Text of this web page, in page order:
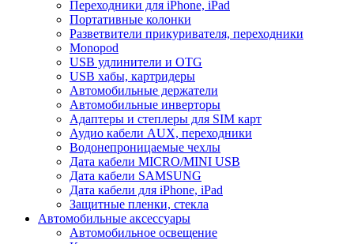
Переходники для iPhone, iPad
Портативные колонки
Разветвители прикуривателя, переходники
Monopod
USB удлинители и OTG
USB хабы, картридеры
Автомобильные держатели
Автомобильные инверторы
Адаптеры и степлеры для SIM карт
Аудио кабели AUX, переходники
Водонепроницаемые чехлы
Дата кабели MICRO/MINI USB
Дата кабели SAMSUNG
Дата кабели для iPhone, iPad
Защитные пленки, стекла
Автомобильные аксессуары
Автомобильное освещение